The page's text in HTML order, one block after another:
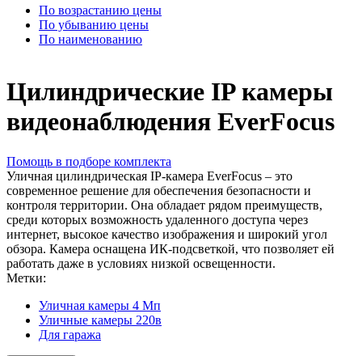
По возрастанию цены
По убыванию цены
По наименованию
Цилиндрические IP камеры
видеонаблюдения EverFocus
Помощь в подборе комплекта
Уличная цилиндрическая IP-камера EverFocus – это
современное решение для обеспечения безопасности и
контроля территории. Она обладает рядом преимуществ,
среди которых возможность удаленного доступа через
интернет, высокое качество изображения и широкий угол
обзора. Камера оснащена ИК-подсветкой, что позволяет ей
работать даже в условиях низкой освещенности.
Метки:
Уличная камеры 4 Мп
Уличные камеры 220в
Для гаража